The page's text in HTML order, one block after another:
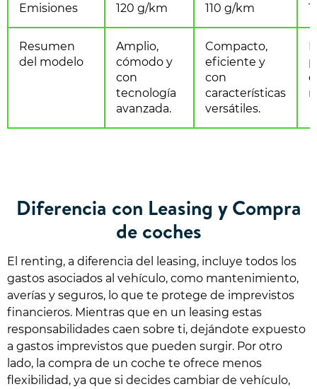
Emisiones 120 g/km 110 g/km
Resumen
del modelo
Amplio,
cómodo y
con
tecnología
avanzada.
Compacto,
eficiente y
con
características
versátiles.
Diferencia con Leasing y Compra
de coches
El renting, a diferencia del leasing, incluye todos los
gastos asociados al vehículo, como mantenimiento,
averías y seguros, lo que te protege de imprevistos
financieros. Mientras que en un leasing estas
responsabilidades caen sobre ti, dejándote expuesto
a gastos imprevistos que pueden surgir. Por otro
lado, la compra de un coche te ofrece menos
flexibilidad, ya que si decides cambiar de vehículo,